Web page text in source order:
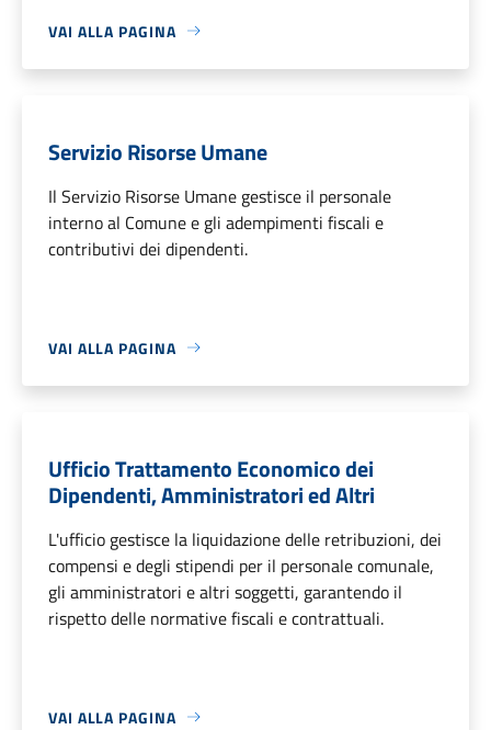
VAI ALLA PAGINA
Servizio Risorse Umane
Il Servizio Risorse Umane gestisce il personale
interno al Comune e gli adempimenti fiscali e
contributivi dei dipendenti.
VAI ALLA PAGINA
Ufficio Trattamento Economico dei
Dipendenti, Amministratori ed Altri
L'ufficio gestisce la liquidazione delle retribuzioni, dei
compensi e degli stipendi per il personale comunale,
gli amministratori e altri soggetti, garantendo il
rispetto delle normative fiscali e contrattuali.
VAI ALLA PAGINA